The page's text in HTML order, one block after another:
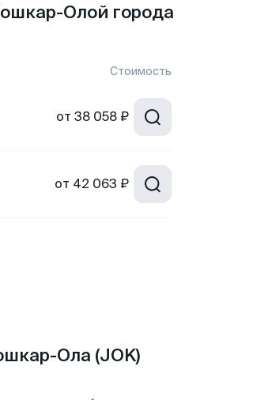
Олой города
Стоимость
от 38 058 ₽
от 42 063 ₽
Ола (JOK)